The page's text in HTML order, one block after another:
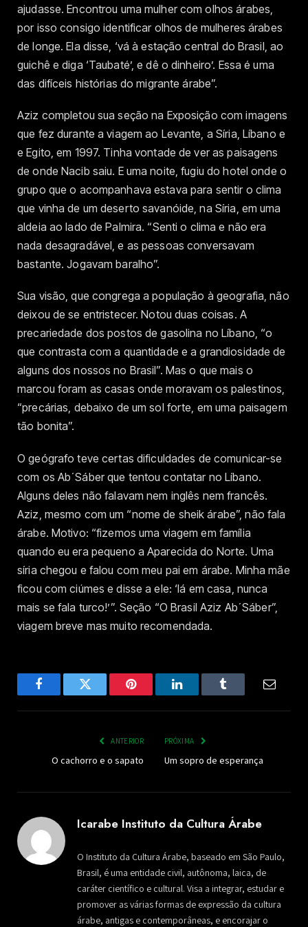
ajudasse. Encontrou uma mulher com olhos árabes,
por isso consigo identificar olhos de mulheres árabes
de longe. Ela disse, ‘vá à estação central do Brasil, ao
guichê e diga ‘Taubaté’, e dê o dinheiro’. Essa é uma
das difíceis histórias do migrante árabe”.
Aziz completou sua seção na Exposição com imagens
que fez durante a viagem ao Levante, a Síria, Líbano e
e Egito, em 1997. Tinha vontade de ver as paisagens
de onde Nacib saiu. E uma noite, fugiu do hotel onde o
grupo que o acompanhava estava para sentir o clima
que vinha de um deserto savanóide, na Síria, em uma
aldeia ao lado de Palmira. “Senti o clima e não era
nada desagradável, e as pessoas conversavam
bastante. Jogavam baralho”.
Sua visão, que congrega a população à geografia, não
deixou de se entristecer. Notou duas coisas. A
precariedade dos postos de gasolina no Líbano, “o
que contrasta com a quantidade e a grandiosidade de
alguns dos nossos no Brasil”. Mas o que mais o
marcou foram as casas onde moravam os palestinos,
“precárias, debaixo de um sol forte, em uma paisagem
tão bonita”.
O geógrafo teve certas dificuldades de comunicar-se
com os Ab´Sáber que tentou contatar no Líbano.
Alguns deles não falavam nem inglês nem francês.
Aziz, mesmo com um “nome de sheik árabe”, não fala
árabe. Motivo: “fizemos uma viagem em família
quando eu era pequeno a Aparecida do Norte. Uma
síria chegou e falou com meu pai em árabe. Minha mãe
ficou com ciúmes e disse a ele: ‘lá em casa, nunca
mais se fala turco!’”. Seção “O Brasil Aziz Ab´Sáber”,
viagem breve mas muito recomendada.
FacebookTwitter Pinterest LinkedInTumblr Email
ANTERIOR
O cachorro e o sapato
PRÓXIMA
Um sopro de esperança
Icarabe Instituto da Cultura Árabe
O Instituto da Cultura Árabe, baseado em São Paulo,
Brasil, é uma entidade civil, autônoma, laica, de
caráter científico e cultural. Visa a integrar, estudar e
promover as várias formas de expressão da cultura
árabe, antigas e contemporâneas, e encorajar o